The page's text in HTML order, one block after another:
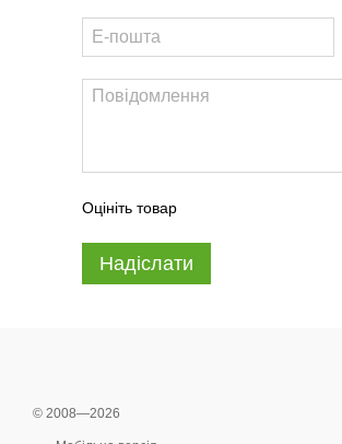
Оцініть товар
Надіслати
© 2008—2026